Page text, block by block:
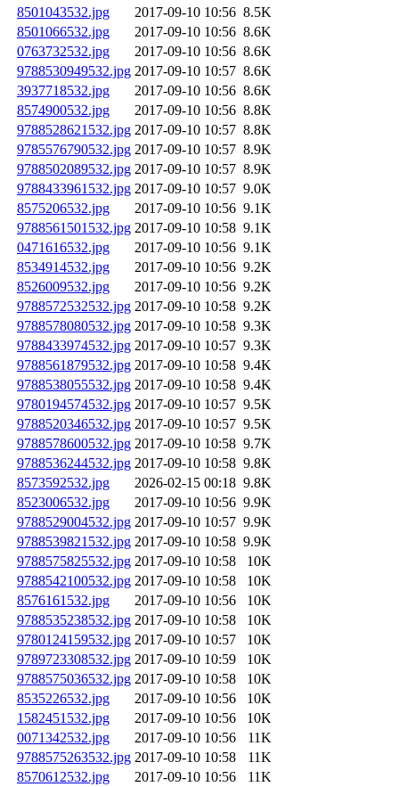
8501043532.jpg
2017-09-10 10:56 8.5K
8501066532.jpg
2017-09-10 10:56 8.6K
0763732532.jpg
2017-09-10 10:56 8.6K
9788530949532.jpg 2017-09-10 10:57 8.6K
3937718532.jpg
2017-09-10 10:56 8.6K
8574900532.jpg
2017-09-10 10:56 8.8K
9788528621532.jpg 2017-09-10 10:57 8.8K
9785576790532.jpg 2017-09-10 10:57 8.9K
9788502089532.jpg 2017-09-10 10:57 8.9K
9788433961532.jpg 2017-09-10 10:57 9.0K
8575206532.jpg
2017-09-10 10:56 9.1K
9788561501532.jpg 2017-09-10 10:58 9.1K
0471616532.jpg
2017-09-10 10:56 9.1K
8534914532.jpg
2017-09-10 10:56 9.2K
8526009532.jpg
2017-09-10 10:56 9.2K
9788572532532.jpg 2017-09-10 10:58 9.2K
9788578080532.jpg 2017-09-10 10:58 9.3K
9788433974532.jpg 2017-09-10 10:57 9.3K
9788561879532.jpg 2017-09-10 10:58 9.4K
9788538055532.jpg 2017-09-10 10:58 9.4K
9780194574532.jpg 2017-09-10 10:57 9.5K
9788520346532.jpg 2017-09-10 10:57 9.5K
9788578600532.jpg 2017-09-10 10:58 9.7K
9788536244532.jpg 2017-09-10 10:58 9.8K
8573592532.jpg
2026-02-15 00:18 9.8K
8523006532.jpg
2017-09-10 10:56 9.9K
9788529004532.jpg 2017-09-10 10:57 9.9K
9788539821532.jpg 2017-09-10 10:58 9.9K
9788575825532.jpg 2017-09-10 10:58
10K
9788542100532.jpg 2017-09-10 10:58
10K
8576161532.jpg
2017-09-10 10:56
10K
9788535238532.jpg 2017-09-10 10:58
10K
9780124159532.jpg 2017-09-10 10:57
10K
9789723308532.jpg 2017-09-10 10:59
10K
9788575036532.jpg 2017-09-10 10:58
10K
8535226532.jpg
2017-09-10 10:56
10K
1582451532.jpg
2017-09-10 10:56
10K
0071342532.jpg
2017-09-10 10:56
11K
9788575263532.jpg 2017-09-10 10:58
11K
8570612532.jpg
2017-09-10 10:56
11K